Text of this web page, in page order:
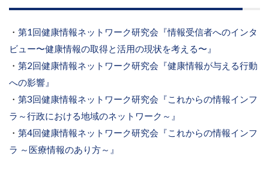
・ 第1回健康情報ネットワーク研究会『情報受信者へのインタ
ビュー〜健康情報の取得と活用の現状を考える〜』
・ 第2回健康情報ネットワーク研究会『健康情報が与える行動
への影響』
・ 第3回健康情報ネットワーク研究会『これからの情報インフ
ラ～行政における地域のネットワーク～』
・ 第4回健康情報ネットワーク研究会『これからの情報インフ
ラ ～医療情報のあり方～』